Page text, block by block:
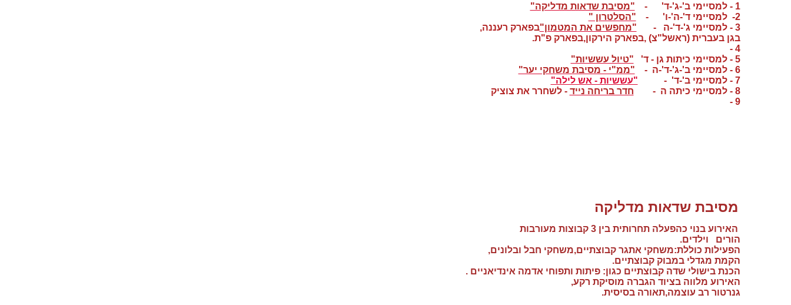
1 - למסיימי ב'-ג'-ד' -
"מסיבת שדאות מדליקה"
2- למסיימי ד'-ה'-ו' -
"הסלטרון "
3 - למסיימי ג'-ד'-ה -
"מחפשים את המטמון"בפארק רעננה,
בגן בעברית (ראשל"צ) ,בפארק הירקון,בפארק פ"ת.
4 -
5 - למסיימי כיתות גן - ד'
"טיול עששיות"
6 - למסיימי ב'-ג'-ד'-ה -
"ממ"י - מסיבת משחקי יער"
7 - למסיימי ב'-ד' -
"עששיות - אש לילה"
8 - למסיימי כיתה ה -
חדר בריחה נייד - לשחרר את צוציק
9 -
מסיבת שדאות מדליקה
האירוע בנוי כהפעלה תחרותית בין 3 קבוצות מעורבות
הורים וילדים.
הפעילות כוללת:משחקי אתגר קבוצתיים,משחקי חבל ובלונים,
הקמת מגדלי במבוק קבוצתיים.
הכנת בישולי שדה קבוצתיים כגון: פיתות ותפוחי אדמה אינדיאניים .
האירוע מלווה בציוד הגברה מוסיקת רקע,
גנרטור רב עוצמה,תאורה בסיסית.